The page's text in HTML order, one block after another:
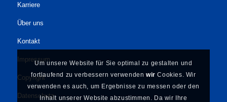
Karriere
Über uns
Kontakt
Impressum
Copyright
Datenschutz
Um unsere Website für Sie optimal zu gestalten und
fortlaufend zu verbessern verwenden wir Cookies. Wir
verwenden es auch, um Ergebnisse zu messen oder den
Inhalt unserer Website abzustimmen. Da wir Ihre